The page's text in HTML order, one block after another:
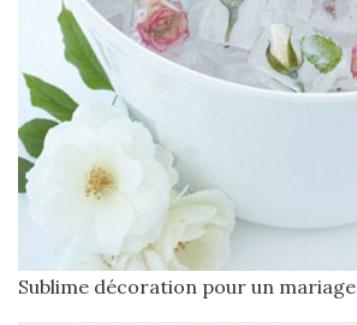
Sublime décoration pour un mariage